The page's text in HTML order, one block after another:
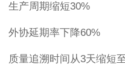
生产周期缩短30%
外协延期率下降60%
质量追溯时间从3天缩短